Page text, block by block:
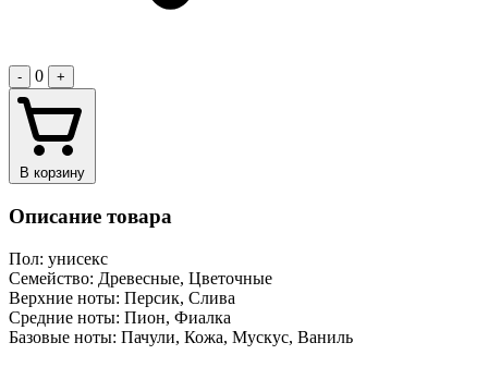
- 0 +
В корзину
Описание товара
Пол: унисекс
Семейство: Древесные, Цветочные
Верхние ноты: Персик, Слива
Средние ноты: Пион, Фиалка
Базовые ноты: Пачули, Кожа, Мускус, Ваниль